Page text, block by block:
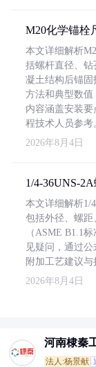
M20化学锚栓
本文详细解析
括螺杆直径、
凝土结构后锚固
方法和典型数值
内容涵盖安装
程技术人员参考
2026年8月4日
1/4-36UNS-
本文详细解析1/
包括外径、螺
（ASME B1.1
见疑问，通过
附加工艺建议与
2026年8月4日
河南棣秦
法人:杨景献